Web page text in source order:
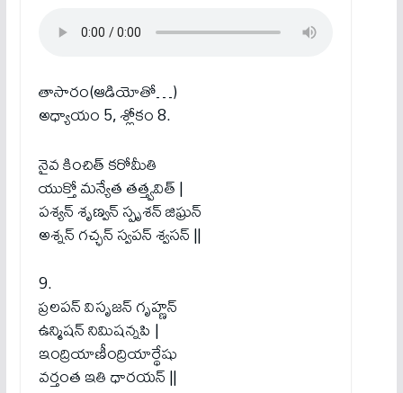
తాసారం(ఆడియోతో…)
అధ్యాయం 5, శ్లోకం 8.
నైవ కించిత్‌ కరోమీతి
యుక్తో మన్యేత తత్త్వవిత్‌ |
పశ్యన్‌ శృణ్వన్‌ స్పృశన్‌ జిఘ్రన్‌
అశ్నన్‌ గచ్ఛన్‌ స్వపన్‌ శ్వసన్‌ ||
9.
ప్రలపన్‌ విసృజన్‌ గృహ్ణన్‌
ఉన్మిషన్‌ నిమిషన్నపి |
ఇంద్రియాణీంద్రియార్థేషు
వర్తంత ఇతి ధారయన్‌ ||